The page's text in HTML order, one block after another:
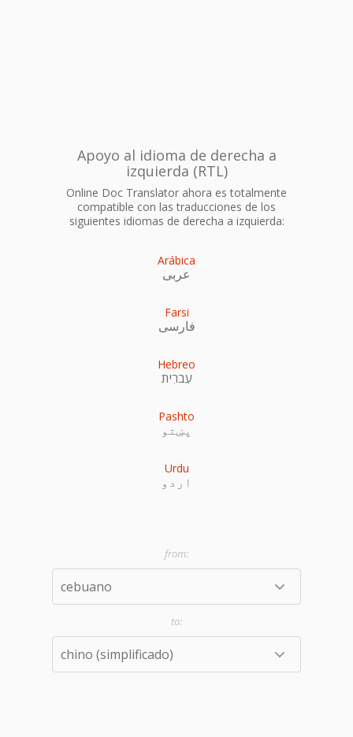
Apoyo al idioma de derecha a
izquierda (RTL)
Online Doc Translator ahora es totalmente
compatible con las traducciones de los
siguientes idiomas de derecha a izquierda:
Arábica
عربى
Farsi
فارسی
Hebreo
עִברִית
Pashto
پښتو
Urdu
اردو